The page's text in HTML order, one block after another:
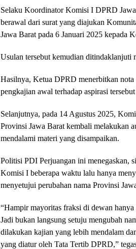
Selaku Koordinator Komisi I DPRD
berawal dari surat yang diajukan
Jawa Barat pada 6 Januari 2025 kepada
Usulan tersebut kemudian ditindaklanjuti
Hasilnya, Ketua DPRD menerbitkan
pengkajian awal terhadap aspirasi
Selanjutnya, pada 14 Agustus 2025,
Provinsi Jawa Barat kembali melakukan
mendalami materi yang disampaikan.
Politisi PDI Perjuangan ini menegaskan,
Komisi I beberapa waktu lalu hanya
menyetujui perubahan nama Provinsi
“Hampir mayoritas fraksi di dewan
Jadi bukan langsung setuju mengubah
dilakukan kajian yang lebih mendalam
yang diatur oleh Tata Tertib DPRD,”